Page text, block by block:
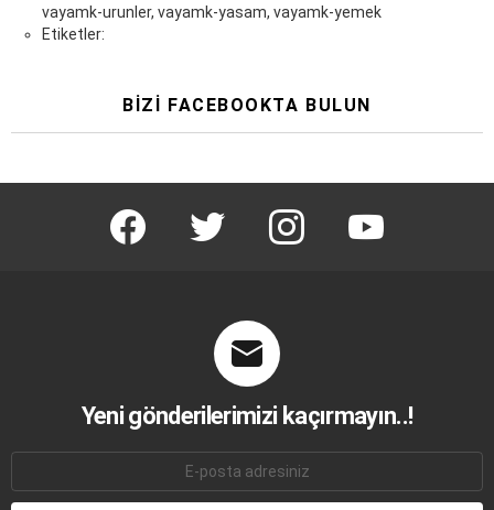
vayamk-urunler, vayamk-yasam, vayamk-yemek
Etiketler:
BIZI FACEBOOKTA BULUN
facebook twitter instagram
Yeni gönderilerimizi kaçırmayın..!
adresi: